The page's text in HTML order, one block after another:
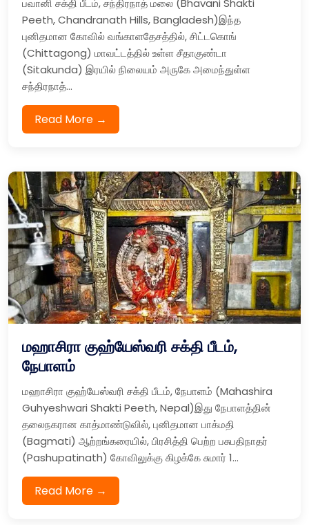
பவானி சக்தி பீடம், சந்திரநாத் மலை (Bhavani Shakti
Peeth, Chandranath Hills, Bangladesh)இந்த
புனிதமான கோவில் வங்காளதேசத்தில், சிட்டகொங்
(Chittagong) மாவட்டத்தில் உள்ள சீதாகுண்டா
(Sitakunda) இரயில் நிலையம் அருகே அமைந்துள்ள
சந்திரநாத்...
Read More →
மஹாசிரா குஹ்யேஸ்வரி சக்தி பீடம்,
நேபாளம்
மஹாசிரா குஹ்யேஸ்வரி சக்தி பீடம், நேபாளம் (Mahashira
Guhyeshwari Shakti Peeth, Nepal)இது நேபாளத்தின்
தலைநகரான காத்மாண்டுவில், புனிதமான பாக்மதி
(Bagmati) ஆற்றங்கரையில், பிரசித்தி பெற்ற பசுபதிநாதர்
(Pashupatinath) கோவிலுக்கு கிழக்கே சுமார் 1...
Read More →